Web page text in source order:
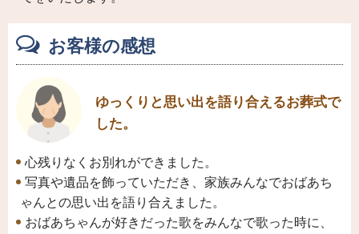
お客様の感想
ゆっくりと思い出を語り合えるお葬式で
した。
心残りなくお別れができました。
写真や遺品を飾っていただき、家族みんなでおばあち
ゃんとの思い出を語り合えました。
おばあちゃんが好きだった歌をみんなで歌った時に、